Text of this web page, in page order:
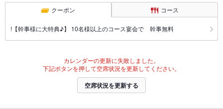
クーポン コース
!【幹事様に大特典♪】 10名様以上のコース宴会で 幹事無料
カレンダーの更新に失敗しました。
下記ボタンを押して空席状況を更新してください。
空席状況を更新する